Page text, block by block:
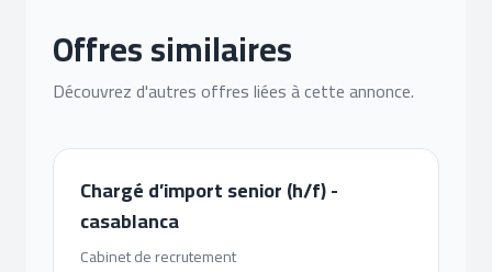
Offres similaires
Découvrez d'autres offres liées à cette annonce.
Chargé d’import senior (h/f) -
casablanca
Cabinet de recrutement